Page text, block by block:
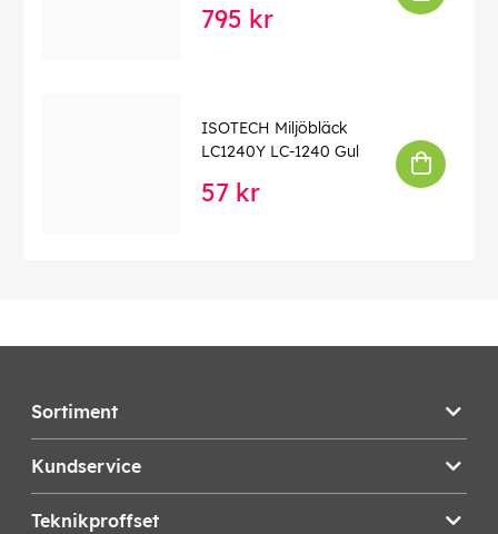
795 kr
ISOTECH Miljöbläck
LC1240Y LC-1240 Gul
57 kr
Sortiment
Kundservice
Teknikproffset